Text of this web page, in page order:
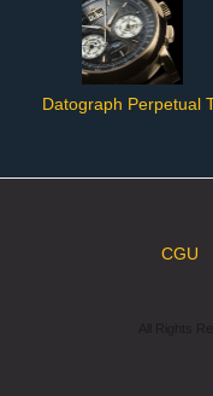
Datograph Perpetual
CGU